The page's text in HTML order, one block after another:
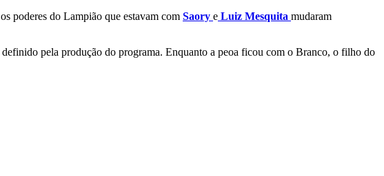
poderes do Lampião que estavam com Saory e Luiz Mesquita mudaram
pela produção do programa. Enquanto a peoa ficou com o Branco, o filho do